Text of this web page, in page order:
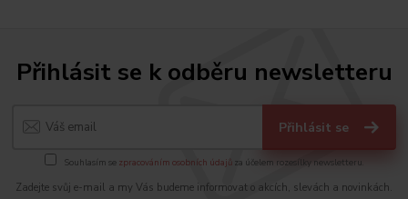
Přihlásit se k odběru newsletteru
Přihlásit se
Souhlasím se zpracováním osobních údajů za účelem rozesílky newsletteru.
Zadejte svůj e-mail a my Vás budeme informovat o akcích, slevách a novinkách.